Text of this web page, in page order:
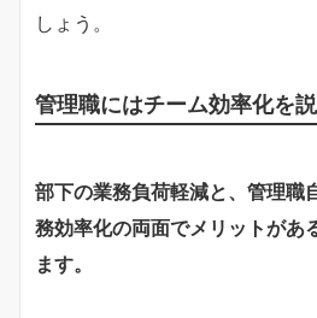
しょう。
管理職にはチーム効率化を
部下の業務負荷軽減と、管理職
務効率化の両面でメリットがあ
ます。